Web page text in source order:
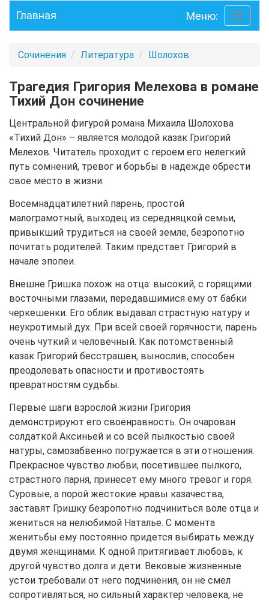
Toggle
Главная Меню:
Сочинения Литература Шолохов
Трагедия Григория Мелехова в романе
Тихий Дон сочинение
Центральной фигурой романа Михаила Шолохова
«Тихий Дон» – является молодой казак Григорий
Мелехов. Читатель проходит с героем его нелегкий
путь сомнений, тревог и борьбы в надежде обрести
свое место в жизни.
Восемнадцатилетний парень, простой
малограмотный, выходец из середняцкой семьи,
привыкший трудиться на своей земле, безропотно
почитать родителей. Таким предстает Григорий в
начале эпопеи.
Внешне Гришка похож на отца: высокий, с горящими
восточными глазами, передавшимися ему от бабки
черкешенки. Его облик выдавал страстную натуру и
неукротимый дух. При всей своей горячности, парень
очень чуткий и человечный. Как потомственный
казак Григорий бесстрашен, вынослив, способен
преодолевать опасности и противостоять
превратностям судьбы.
Первые шаги взрослой жизни Григория
демонстрируют его своенравность. Он очарован
солдаткой Аксиньей и со всей пылкостью своей
натуры, самозабвенно погружается в эти отношения.
Прекрасное чувство любви, посетившее пылкого,
страстного парня, принесет ему много тревог и горя.
Суровые, а порой жестокие нравы казачества,
заставят Гришку безропотно подчиниться воле отца и
жениться на нелюбимой Наталье. С момента
женитьбы ему постоянно придется выбирать между
двумя женщинами. К одной притягивает любовь, к
другой чувство долга и дети. Вековые жизненные
устои требовали от него подчинения, он не смел
сопротивляться, но сильный характер человека, не